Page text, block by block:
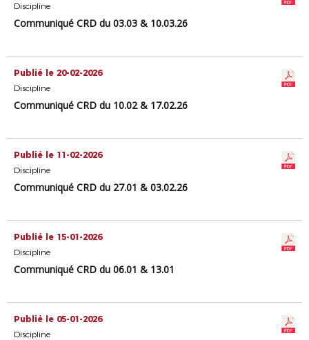
Discipline
Communiqué CRD du 03.03 & 10.03.26
Publié le 20-02-2026
Discipline
Communiqué CRD du 10.02 & 17.02.26
Publié le 11-02-2026
Discipline
Communiqué CRD du 27.01 & 03.02.26
Publié le 15-01-2026
Discipline
Communiqué CRD du 06.01 & 13.01
Publié le 05-01-2026
Discipline